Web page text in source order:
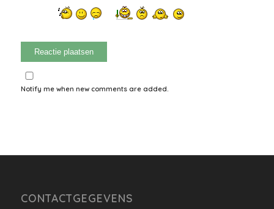
Notify me when new comments are added.
CONTACTGEGEVENS